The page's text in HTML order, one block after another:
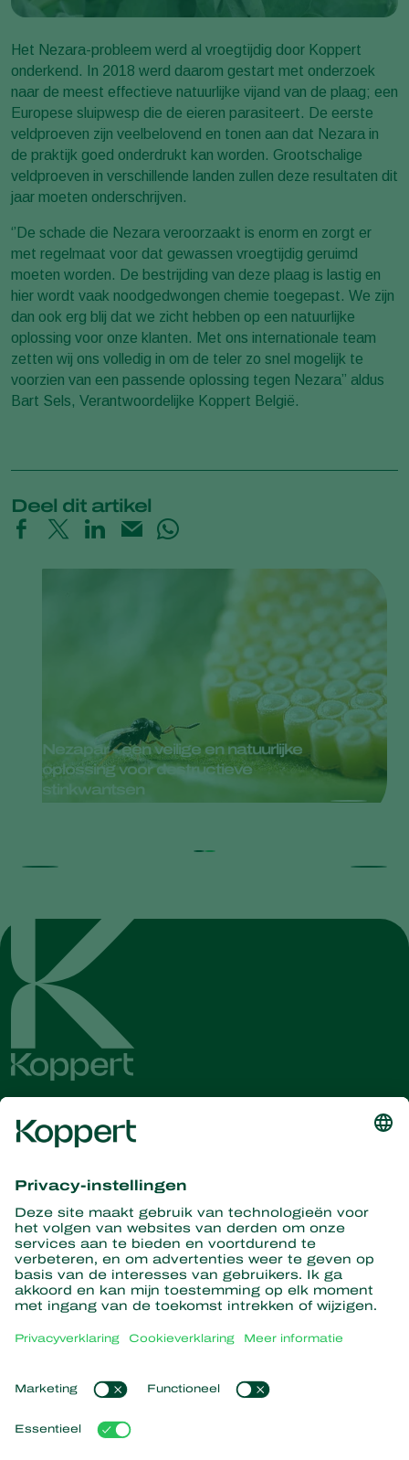
Het Nezara-probleem werd al vroegtijdig door Koppert
onderkend. In 2018 werd daarom gestart met onderzoek
naar de meest effectieve natuurlijke vijand van de plaag; een
Europese sluipwesp die de eieren parasiteert. De eerste
veldproeven zijn veelbelovend en tonen aan dat Nezara in
de praktijk goed onderdrukt kan worden. Grootschalige
veldproeven in verschillende landen zullen deze resultaten dit
jaar moeten onderschrijven.
‘’De schade die Nezara veroorzaakt is enorm en zorgt er
met regelmaat voor dat gewassen vroegtijdig geruimd
moeten worden. De bestrijding van deze plaag is lastig en
hier wordt vaak noodgedwongen chemie toegepast. We zijn
dan ook erg blij dat we zicht hebben op een natuurlijke
oplossing voor onze klanten. Met ons internationale team
zetten wij ons volledig in om de teler zo snel mogelijk te
voorzien van een passende oplossing tegen Nezara” aldus
Bart Sels, Verantwoordelijke Koppert België.
Deel dit artikel
Nezapar - een veilige en natuurlijke
oplossing voor destructieve
stinkwantsen
Ontvang het laatste nieuws en
informatie
Hier aanmelden
Partners with Nature
Roofmijten
Roofinsecten
Nuttige nematoden
Nuttige micro-organismen
Gewasbescherming
Nieuws en informatie
Duurzaamheid
Werken bij Koppert
Populaire links
Ervaringen van klanten